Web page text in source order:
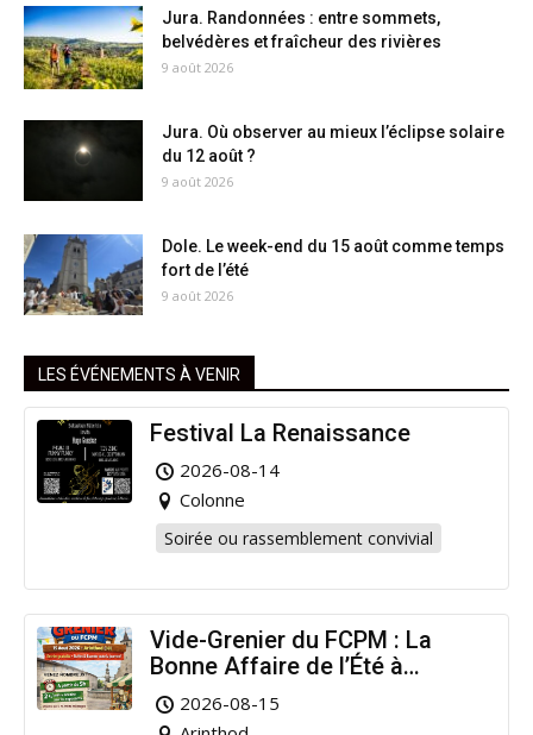
Jura. Randonnées : entre sommets,
belvédères et fraîcheur des rivières
9 août 2026
Jura. Où observer au mieux l’éclipse solaire
du 12 août ?
9 août 2026
Dole. Le week-end du 15 août comme temps
fort de l’été
9 août 2026
LES ÉVÉNEMENTS À VENIR
Festival La Renaissance
2026-08-14
Colonne
Soirée ou rassemblement convivial
Vide-Grenier du FCPM : La
Bonne Affaire de l’Été à
Arinthod !
2026-08-15